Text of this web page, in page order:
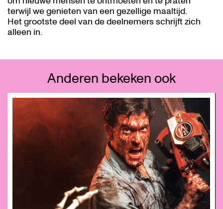
terwijl we genieten van een gezellige maaltijd.
Het grootste deel van de deelnemers schrijft zich
alleen in.
Anderen bekeken ook
Overslaan